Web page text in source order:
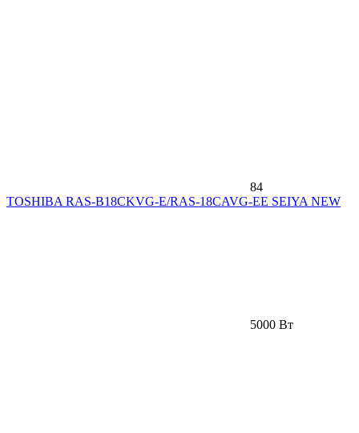
84
TOSHIBA RAS-B18CKVG-E/RAS-18CAVG-EE SEIYA NEW
5000 Вт